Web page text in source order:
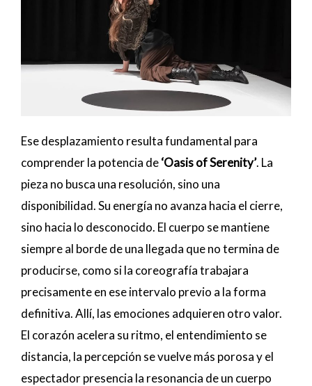
Ese desplazamiento resulta fundamental para
comprender la potencia de‘Oasis of Serenity’. La
pieza no busca una resolución, sino una
disponibilidad. Su energía no avanza hacia el cierre,
sino hacia lo desconocido. El cuerpo se mantiene
siempre al borde de una llegada que no termina de
producirse, como si la coreografía trabajara
precisamente en ese intervalo previo a la forma
definitiva. Allí, las emociones adquieren otro valor.
El corazón acelera su ritmo, el entendimiento se
distancia, la percepción se vuelve más porosa y el
espectador presencia la resonancia de un cuerpo